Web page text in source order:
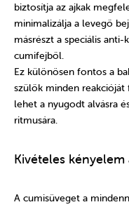
biztosítja az ajkak
minimalizálja a levegő
másrészt a speciális
cumifejből.
Ez különösen fontos a
szülők minden reakcióját
lehet a nyugodt alvásra
ritmusára.
Kivételes
A cumisüveget a